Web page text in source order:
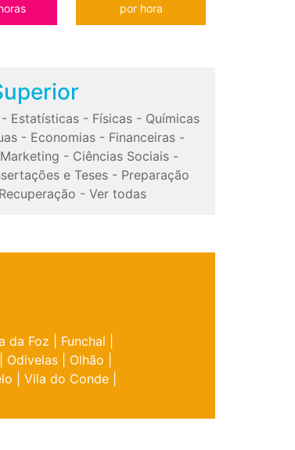
por hora
Estatísticas- Físicas- Químicas
- Economias - Financeiras -
Marketing - Ciências Sociais-
e Teses - Preparação
- Ver todas
da Foz Funchal
Odivelas Olhão
Vila do Conde